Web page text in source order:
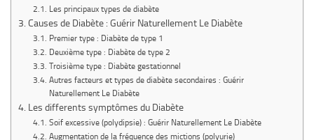
Les principaux types de diabète
Causes de Diabète : Guérir Naturellement Le Diabète
Premier type : Diabète de type 1
Deuxième type : Diabète de type 2
Troisième type : Diabète gestationnel
Autres facteurs et types de diabète secondaires : Guérir
Naturellement Le Diabète
Les differents symptômes du Diabète
Soif excessive (polydipsie) : Guérir Naturellement Le Diabète
Augmentation de la fréquence des mictions (polyurie)